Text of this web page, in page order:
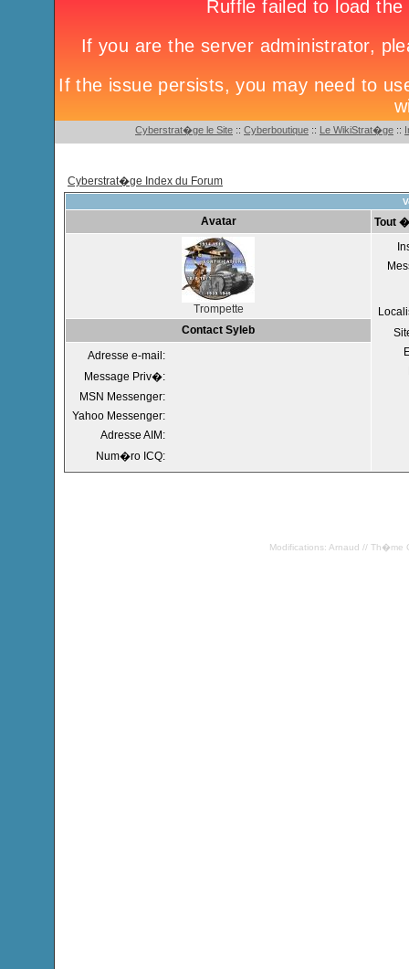
Cyberstrat�ge le Site :: Cyberboutique :: Le WikiStrat�ge ::
Cyberstrat�ge Index du Forum
Avatar Tout
Trompette
Contact Syleb
Adresse e-mail:
Message Priv�:
MSN Messenger:
Yahoo Messenger:
Adresse AIM:
Num�ro ICQ:
Modifications: Arnaud // Th�me